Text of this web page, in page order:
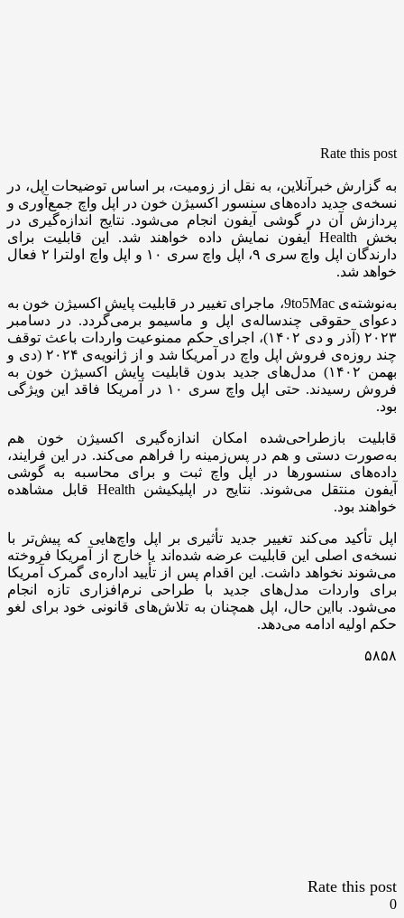
Rate this post
به گزارش خبرآنلاین، به نقل از زومیت، بر اساس توضیحات اپل، در
نسخه‌ی جدید داده‌های سنسور اکسیژن خون در اپل واچ جمع‌آوری و
پردازش آن در گوشی آیفون انجام می‌شود. نتایج اندازه‌گیری در
بخش Health آیفون نمایش داده خواهند شد. این قابلیت برای
دارندگان اپل واچ سری ۹، اپل واچ سری ۱۰ و اپل واچ اولترا ۲ فعال
خواهد شد.
به‌نوشته‌ی 9to5Mac، ماجرای تغییر در قابلیت پایش اکسیژن خون به
دعوای حقوقی چندساله‌ی اپل و ماسیمو برمی‌گردد. در دسامبر
۲۰۲۳ (آذر و دی ۱۴۰۲)، اجرای حکم ممنوعیت واردات باعث توقف
چند روزه‌ی فروش اپل واچ در آمریکا شد و از ژانویه‌ی ۲۰۲۴ (دی و
بهمن ۱۴۰۲) مدل‌های جدید بدون قابلیت پایش اکسیژن خون به
فروش رسیدند. حتی اپل واچ سری ۱۰ در آمریکا فاقد این ویژگی
بود.
قابلیت بازطراحی‌شده امکان اندازه‌گیری اکسیژن خون هم
به‌صورت دستی و هم در پس‌زمینه را فراهم می‌کند. در این فرایند،
داده‌های سنسورها در اپل واچ ثبت و برای محاسبه به گوشی
آیفون منتقل می‌شوند. نتایج در اپلیکیشن Health قابل مشاهده
خواهند بود.
اپل تأکید می‌کند تغییر جدید تأثیری بر اپل واچ‌هایی که پیش‌تر با
نسخه‌ی اصلی این قابلیت عرضه شده‌اند یا خارج از آمریکا فروخته
می‌شوند نخواهد داشت. این اقدام پس از تأیید اداره‌ی گمرک آمریکا
برای واردات مدل‌های جدید با طراحی نرم‌افزاری تازه انجام
می‌شود. بااین حال، اپل همچنان به تلاش‌های قانونی خود برای لغو
حکم اولیه ادامه می‌دهد.
۵۸۵۸
Rate this post
0